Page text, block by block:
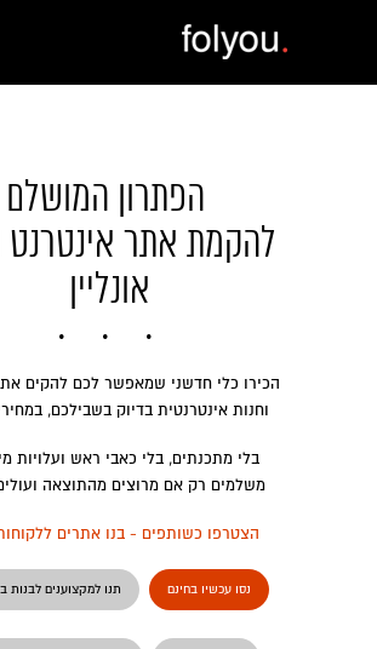
הפתרון המושלם
להקמת אתר אינטרנט
אונליין
הכירו כלי חדשני שמאפשר לכם להקים
וחנות אינטרנטית בדיוק בשבילכם,
בלי מתכנתים, בלי כאבי ראש ועלויות
משלמים רק אם מרוצים מהתוצאה ועולים
הצטרפו כשותפים - בנו אתרים
נסו עכשיו בחינם תנו למקצוענים לבנות